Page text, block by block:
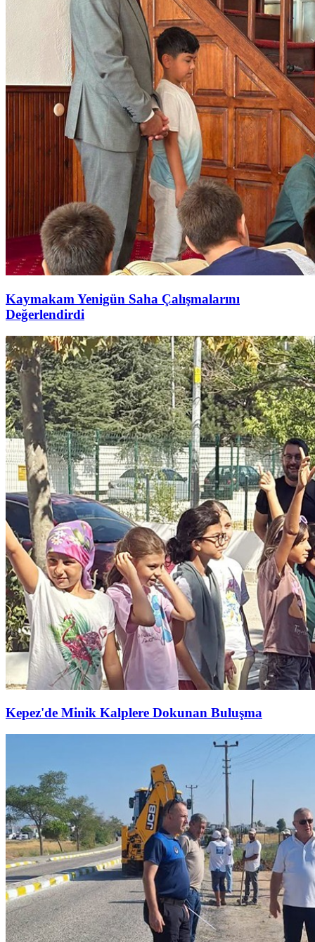
Kaymakam Yenigün Saha Çalışmalarını
Değerlendirdi
Kepez'de Minik Kalplere Dokunan Buluşma